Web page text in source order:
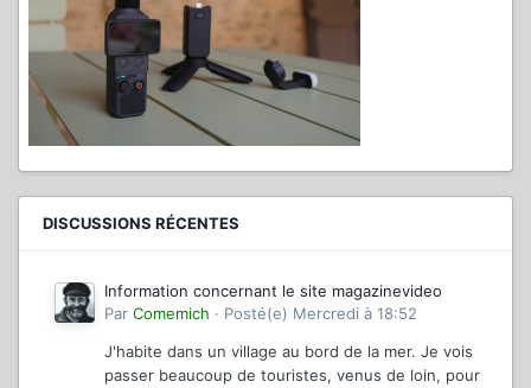
DISCUSSIONS RÉCENTES
Information concernant le site magazinevideo
Par Comemich · Posté(e) Mercredi à 18:52
J'habite dans un village au bord de la mer. Je vois
passer beaucoup de touristes, venus de loin, pour